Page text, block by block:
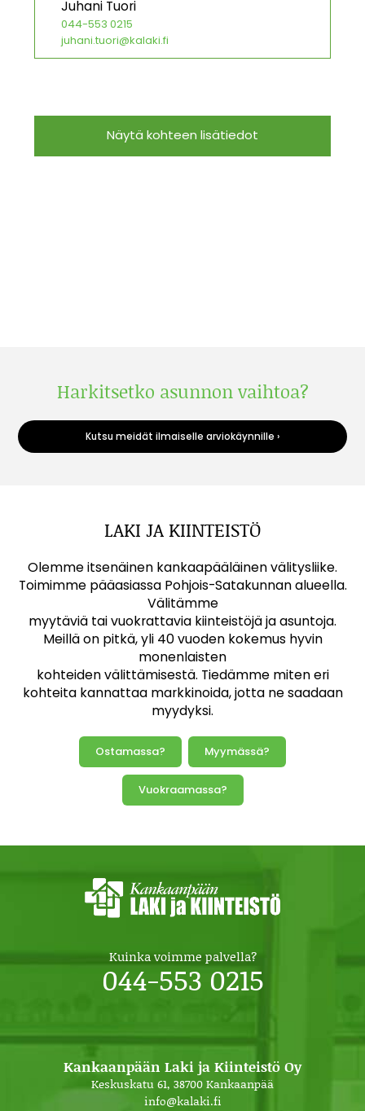
Juhani Tuori
044-553 0215
juhani.tuori@kalaki.fi
Näytä kohteen lisätiedot
Harkitsetko asunnon vaihtoa?
Kutsu meidät ilmaiselle arviokäynnille ›
LAKI JA KIINTEISTÖ
Olemme itsenäinen kankaapääläinen välitysliike.
Toimimme pääasiassa Pohjois-Satakunnan alueella.
Välitämme
myytäviä tai vuokrattavia kiinteistöjä ja asuntoja.
Meillä on pitkä, yli 40 vuoden kokemus hyvin
monenlaisten
kohteiden välittämisestä. Tiedämme miten eri
kohteita kannattaa markkinoida, jotta ne saadaan
myydyksi.
Ostamassa? Myymässä?
Vuokraamassa?
Kuinka voimme palvella?
044-553 0215
Kankaanpään Laki ja Kiinteistö Oy
Keskuskatu 61, 38700 Kankaanpää
info@kalaki.fi